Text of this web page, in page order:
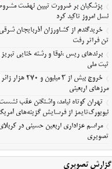
معلی/تصویری
پزشکیان بر ضرورت تبیین نهضت
نسل امروز تاکید کرد
تن فراتر رفت
برندهای ریس ،‌نوقا و رشته ختایی تبریز
ثبت ملی
خروج بیش از ۳ میلیون و ۲۷۰ هزار
مرزهای اربعینی
تهران کوتاه نیامد، واشنگتن عقب
نیویورک‌تایمز از فرسایش گزینه‌های
مراسم عزاداری اربعین حسینی در
تصویری
گزارش تصویری